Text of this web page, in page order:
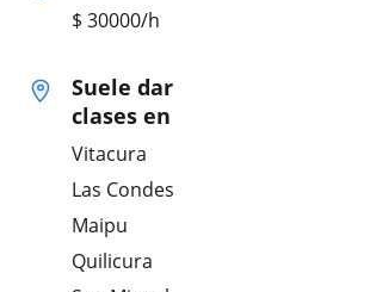
$ 30000/h
Suele dar
clases en
Vitacura
Las Condes
Maipu
Quilicura